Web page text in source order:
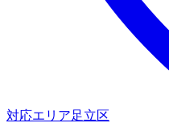
対応エリア足立区